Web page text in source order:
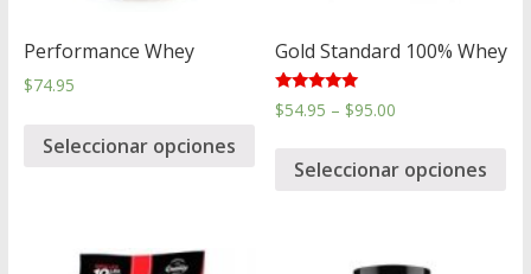
Performance Whey
$74.95
Seleccionar opciones
Gold Standard 100% Whey
Valorado en
5.00
$54.95 – $95.00
Seleccionar opciones